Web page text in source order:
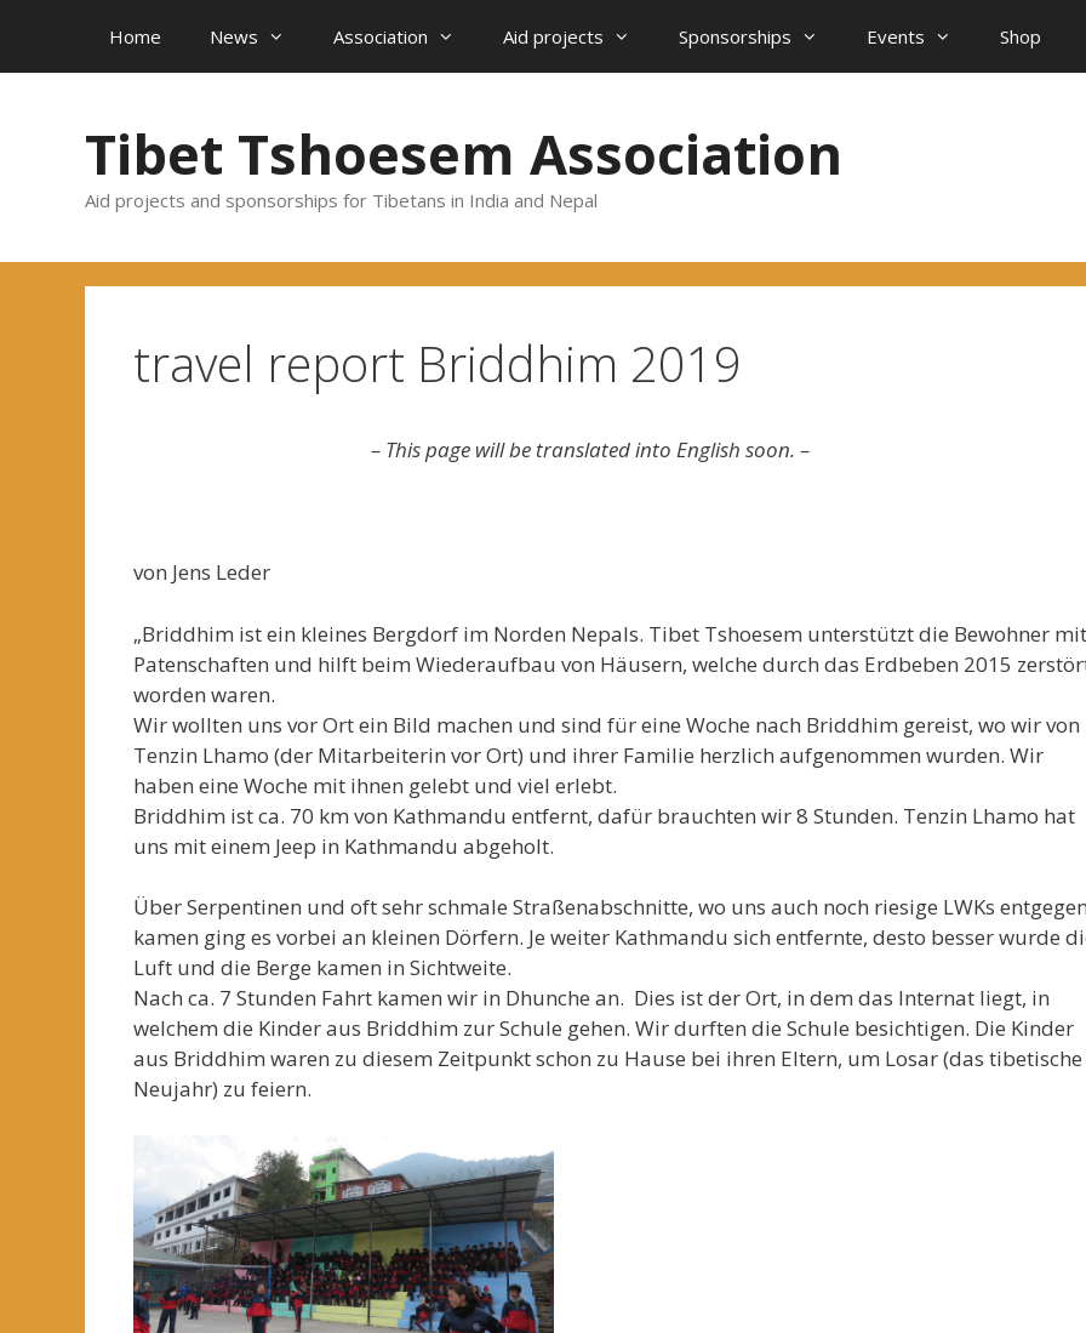
content
Home News Association Aid projects Sponsorships Events Shop
Tibet Tshoesem Association
Aid projects and sponsorships for Tibetans in India and Nepal
travel report Briddhim 2019
– This page will be translated into English soon. –
von Jens Leder
„Briddhim ist ein kleines Bergdorf im Norden Nepals. Tibet Tshoesem unterstützt die Bewohner mit
Patenschaften und hilft beim Wiederaufbau von Häusern, welche durch das Erdbeben 2015
worden waren.
Wir wollten uns vor Ort ein Bild machen und sind für eine Woche nach Briddhim gereist, wo wir von
Tenzin Lhamo (der Mitarbeiterin vor Ort) und ihrer Familie herzlich aufgenommen wurden. Wir
haben eine Woche mit ihnen gelebt und viel erlebt.
Briddhim ist ca. 70 km von Kathmandu entfernt, dafür brauchten wir 8 Stunden. Tenzin Lhamo hat
uns mit einem Jeep in Kathmandu abgeholt.
Über Serpentinen und oft sehr schmale Straßenabschnitte, wo uns auch noch riesige LWKs
kamen ging es vorbei an kleinen Dörfern. Je weiter Kathmandu sich entfernte, desto besser wurde
Luft und die Berge kamen in Sichtweite.
Nach ca. 7 Stunden Fahrt kamen wir in Dhunche an. Dies ist der Ort, in dem das Internat liegt, in
welchem die Kinder aus Briddhim zur Schule gehen. Wir durften die Schule besichtigen. Die Kinder
aus Briddhim waren zu diesem Zeitpunkt schon zu Hause bei ihren Eltern, um Losar (das tibetische
Neujahr) zu feiern.